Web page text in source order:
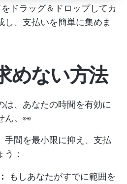
ドラッグ＆ドロップしてカ
し、支払いを簡単に集めま
めない方法
は、あなたの時間を有効に
ん。👀
手間を最小限に抑え、支払
：
もしあなたがすでに範囲を